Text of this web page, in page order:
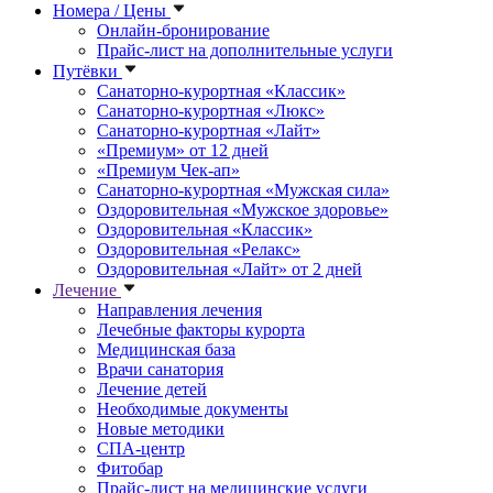
Номера / Цены
Онлайн-бронирование
Прайс-лист на дополнительные услуги
Путёвки
Санаторно-курортная «Классик»
Санаторно-курортная «Люкс»
Санаторно-курортная «Лайт»
«Премиум» от 12 дней
«Премиум Чек-ап»
Санаторно-курортная «Мужская сила»
Оздоровительная «Мужское здоровье»
Оздоровительная «Классик»
Оздоровительная «Релакс»
Оздоровительная «Лайт» от 2 дней
Лечение
Направления лечения
Лечебные факторы курорта
Медицинская база
Врачи санатория
Лечение детей
Необходимые документы
Новые методики
СПА-центр
Фитобар
Прайс-лист на медицинские услуги